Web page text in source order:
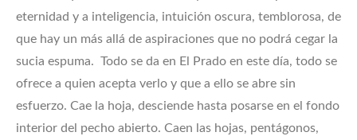
eternidad y a inteligencia, intuición oscura, temblorosa, de
que hay un más allá de aspiraciones que no podrá cegar la
sucia espuma. Todo se da en El Prado en este día, todo se
ofrece a quien acepta verlo y que a ello se abre sin
esfuerzo. Cae la hoja, desciende hasta posarse en el fondo
interior del pecho abierto. Caen las hojas, pentágonos,